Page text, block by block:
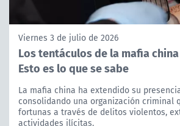
Viernes 3 de julio de 2026
Los tentáculos de la mafia
Esto es lo que se sabe
La mafia china ha extendido su
consolidando una organización criminal
fortunas a través de delitos violentos,
actividades ilícitas.